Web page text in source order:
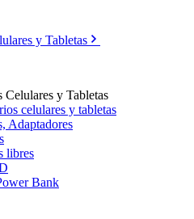
y Tabletas
Celulares y Tabletas
celulares y tabletas
Adaptadores
libres
Bank